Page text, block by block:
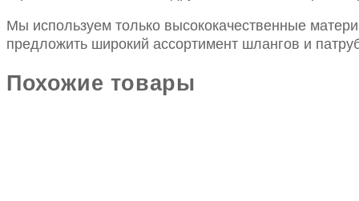
Мы используем только высококачественные
предложить широкий ассортимент шлангов и
Похожие товары